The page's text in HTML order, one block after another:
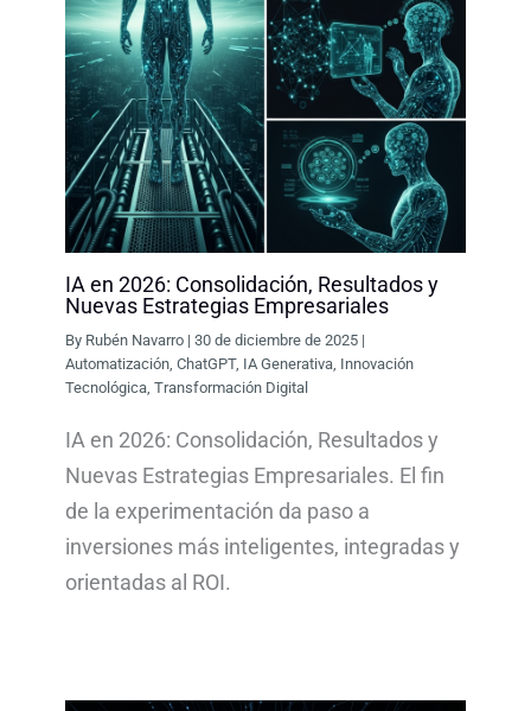
IA en 2026: Consolidación, Resultados y
Nuevas Estrategias Empresariales
By Rubén Navarro |30 de diciembre de 2025 |
Automatización,ChatGPT, IA Generativa, Innovación
Tecnológica,Transformación Digital
IA en 2026: Consolidación, Resultados y
Nuevas Estrategias Empresariales. El fin
de la experimentación da paso a
inversiones más inteligentes, integradas y
orientadas al ROI.